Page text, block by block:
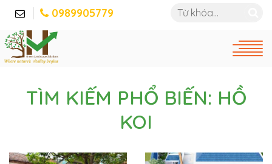
0989905779
TÌM KIẾM PHỔ BIẾN: HỒ
KOI